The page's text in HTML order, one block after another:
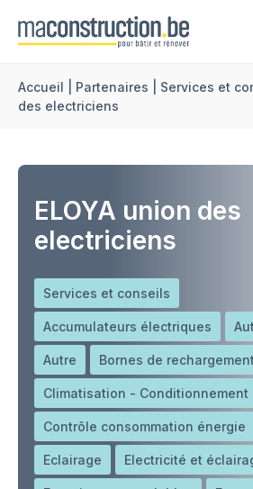
Accueil Partenaires Services et
des electriciens
ELOYA union des
electriciens
Services et conseils
Accumulateurs électriques
Autre Bornes de rechargement
Climatisation - Conditionnement
Contrôle consommation énergie
Eclairage Electricité et